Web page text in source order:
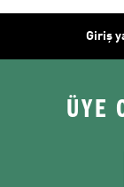
Giriş
ÜYE